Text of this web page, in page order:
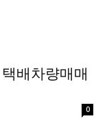
배차량매매
0